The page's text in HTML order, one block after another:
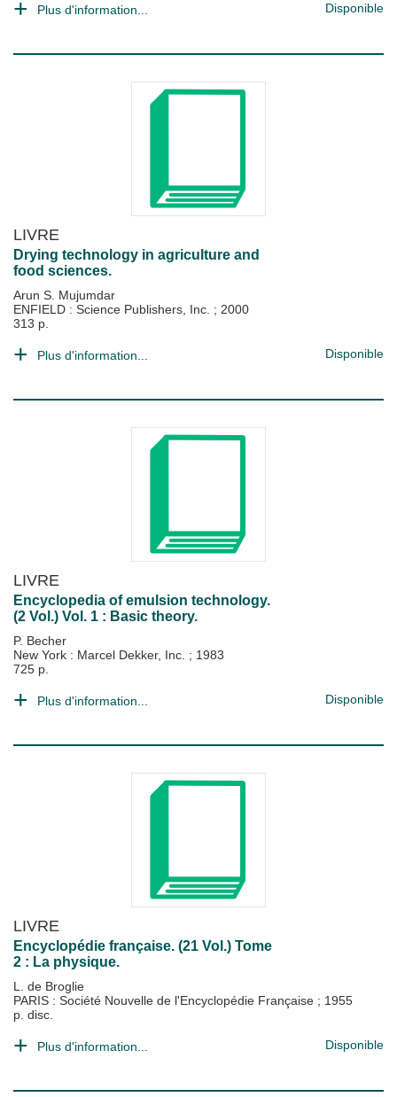
Plus d'information... Disponible
LIVRE
Drying technology in agriculture and
food sciences.
Arun S. Mujumdar
ENFIELD : Science Publishers, Inc. ; 2000
313 p.
Plus d'information... Disponible
LIVRE
Encyclopedia of emulsion technology.
(2 Vol.) Vol. 1 : Basic theory.
P. Becher
New York : Marcel Dekker, Inc. ; 1983
725 p.
Plus d'information... Disponible
LIVRE
Encyclopédie française. (21 Vol.) Tome
2 : La physique.
L. de Broglie
PARIS : Société Nouvelle de l'Encyclopédie Française ; 1955
p. disc.
Plus d'information... Disponible